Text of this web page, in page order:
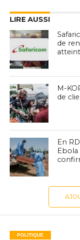
LIRE AUSSI
de
M-
de
En
Ebola
POLITIQUE